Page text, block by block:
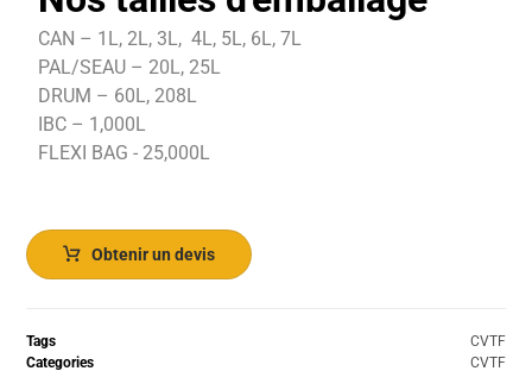
CAN – 1L, 2L, 3L, 4L, 5L, 6L, 7L
PAL/SEAU – 20L, 25L
DRUM – 60L, 208L
IBC – 1,000L
FLEXI BAG - 25,000L
Obtenir un devis
Tags
CVTF
Categories
CVTF